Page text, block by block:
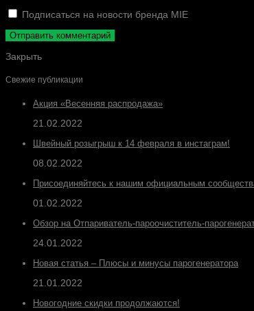
Подписаться на новости бренда MIE
Закрыть
Свежие публикации
Акция «Весенняя распродажа»
21.02.2022
Швейный розыгрыш к 14 февраля в инстаграм!
08.02.2022
Присоединяйтесь к нашим официальным
01.02.2022
Обзор на Отпариватель-пароочиститель-
24.01.2022
Новая статья – Плюсы и минусы парогенератора
21.01.2022
Новогодние скидки продолжаются!